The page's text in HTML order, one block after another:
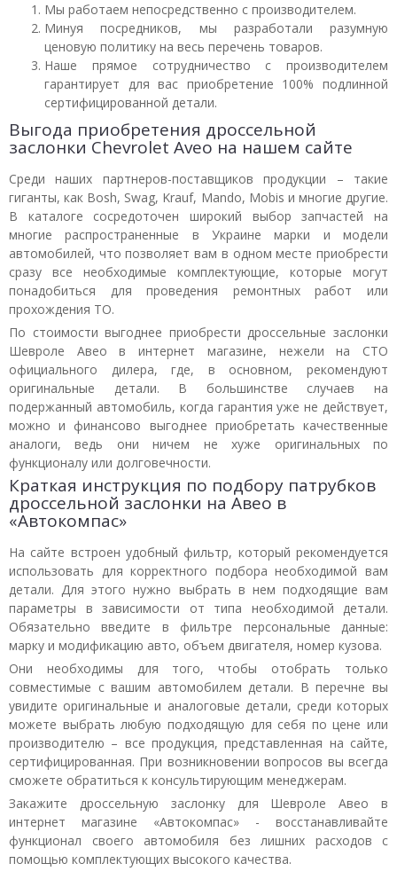
Мы работаем непосредственно с производителем.
Минуя посредников, мы разработали разумную
ценовую политику на весь перечень товаров.
Наше прямое сотрудничество с производителем
гарантирует для вас приобретение 100% подлинной
сертифицированной детали.
Выгода приобретения дроссельной
заслонки Chevrolet Aveo на нашем сайте
Среди наших партнеров-поставщиков продукции – такие
гиганты, как Bosh, Swag, Krauf, Mando, Mobis и многие другие.
В каталоге сосредоточен широкий выбор запчастей на
многие распространенные в Украине марки и модели
автомобилей, что позволяет вам в одном месте приобрести
сразу все необходимые комплектующие, которые могут
понадобиться для проведения ремонтных работ или
прохождения ТО.
По стоимости выгоднее приобрести дроссельные заслонки
Шевроле Авео в интернет магазине, нежели на СТО
официального дилера, где, в основном, рекомендуют
оригинальные детали. В большинстве случаев на
подержанный автомобиль, когда гарантия уже не действует,
можно и финансово выгоднее приобретать качественные
аналоги, ведь они ничем не хуже оригинальных по
функционалу или долговечности.
Краткая инструкция по подбору патрубков
дроссельной заслонки на Авео в
«Автокомпас»
На сайте встроен удобный фильтр, который рекомендуется
использовать для корректного подбора необходимой вам
детали. Для этого нужно выбрать в нем подходящие вам
параметры в зависимости от типа необходимой детали.
Обязательно введите в фильтре персональные данные:
марку и модификацию авто, объем двигателя, номер кузова.
Они необходимы для того, чтобы отобрать только
совместимые с вашим автомобилем детали. В перечне вы
увидите оригинальные и аналоговые детали, среди которых
можете выбрать любую подходящую для себя по цене или
производителю – все продукция, представленная на сайте,
сертифицированная. При возникновении вопросов вы всегда
сможете обратиться к консультирующим менеджерам.
Закажите дроссельную заслонку для Шевроле Авео в
интернет магазине «Автокомпас» - восстанавливайте
функционал своего автомобиля без лишних расходов с
помощью комплектующих высокого качества.